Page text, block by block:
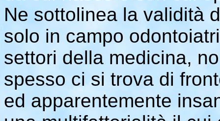
Ne sottolinea la validità
solo in campo
settori della medicina,
spesso ci si trova di
ed apparentemente